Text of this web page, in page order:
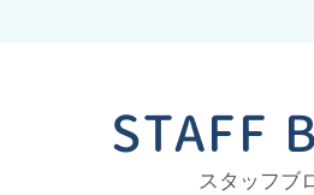
STAFF
スタッフブ